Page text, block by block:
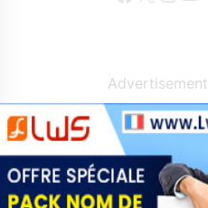
Advertisement